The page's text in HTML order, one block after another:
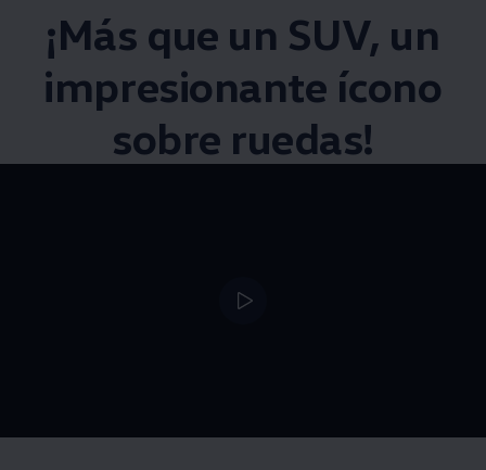
¡Más que un SUV, un
impresionante ícono
sobre ruedas!